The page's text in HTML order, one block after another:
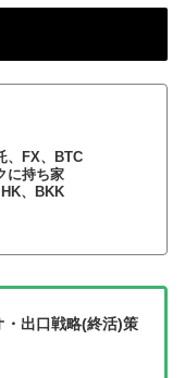
、FX、BTC
に持ち家
、BKK
・出口戦略(終活)策